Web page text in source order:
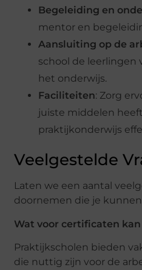
Begeleiding en
mentor en
Aansluiting op de
school de leerlingen
het onderwijs.
Faciliteiten: Zorg
juiste middelen
praktijkonderwijs
Veelgestelde
Laten we een aantal
doornemen die je
Wat voor certificaten
Praktijkscholen bieden
die nuttig zijn voor de